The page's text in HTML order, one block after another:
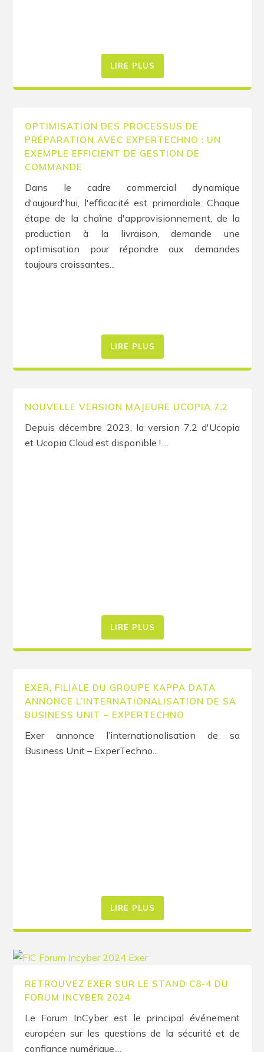
LIRE PLUS
OPTIMISATION DES PROCESSUS DE
PRÉPARATION AVEC EXPERTECHNO : UN
EXEMPLE EFFICIENT DE GESTION DE
COMMANDE
Dans le cadre commercial dynamique
d'aujourd'hui, l'efficacité est primordiale. Chaque
étape de la chaîne d'approvisionnement, de la
production à la livraison, demande une
optimisation pour répondre aux demandes
toujours croissantes...
LIRE PLUS
NOUVELLE VERSION MAJEURE UCOPIA 7.2
Depuis décembre 2023, la version 7.2 d'Ucopia
et Ucopia Cloud est disponible ! ...
LIRE PLUS
EXER, FILIALE DU GROUPE KAPPA DATA
ANNONCE L’INTERNATIONALISATION DE SA
BUSINESS UNIT – EXPERTECHNO
Exer annonce l’internationalisation de sa
Business Unit – ExperTechno...
LIRE PLUS
RETROUVEZ EXER SUR LE STAND C8-4 DU
FORUM INCYBER 2024
Le Forum InCyber est le principal événement
européen sur les questions de la sécurité et de
confiance numérique....